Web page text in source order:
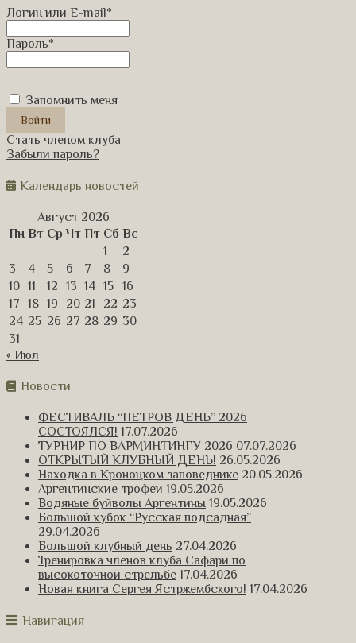
Логин или E-mail*
Пароль*
Запомнить меня
Стать членом клуба
Забыли пароль?
Календарь новостей
Август 2026
Пн Вт Ср Чт Пт Сб Вс
1
2
3
4 5 6 7 8
9
10 11 12 13 14 15
16
17
18 19 20 21 22 23
24 25 26 27 28 29 30
31
« Июл
Новости
ФЕСТИВАЛЬ “ПЕТРОВ ДЕНЬ” 2026
СОСТОЯЛСЯ! 17.07.2026
ТУРНИР ПО ВАРМИНТИНГУ 2026 07.07.2026
ОТКРЫТЫЙ КЛУБНЫЙ ДЕНЬ! 26.05.2026
Находка в Кроноцком заповеднике 20.05.2026
Аргентинские трофеи 19.05.2026
Водяные буйволы Аргентины 19.05.2026
Большой кубок “Русская подсадная”
29.04.2026
Большой клубный день 27.04.2026
Тренировка членов клуба Сафари по
высокоточной стрельбе 17.04.2026
Новая книга Сергея Ястржембского! 17.04.2026
Навигация